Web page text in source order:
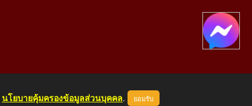
นโยบายคุ้มครองข้อมูลส่วนบุคคล. ยอมรับ